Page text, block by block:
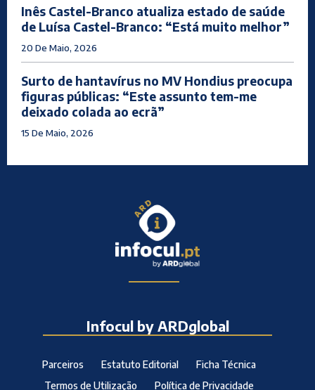
Inês Castel-Branco atualiza estado de saúde
de Luísa Castel-Branco: “Está muito melhor”
20 De Maio, 2026
Surto de hantavírus no MV Hondius preocupa
figuras públicas: “Este assunto tem-me
deixado colada ao ecrã”
15 De Maio, 2026
Infocul by ARDglobal
Parceiros Estatuto Editorial
Ficha Técnica
Termos de Utilização
Política de Privacidade